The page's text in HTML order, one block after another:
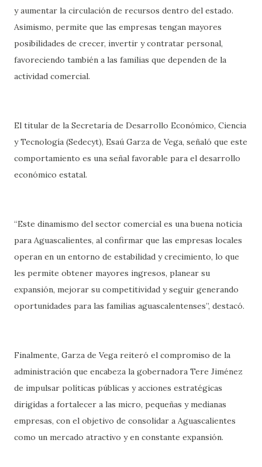
y aumentar la circulación de recursos dentro del estado.
Asimismo, permite que las empresas tengan mayores
posibilidades de crecer, invertir y contratar personal,
favoreciendo también a las familias que dependen de la
actividad comercial.
El titular de la Secretaría de Desarrollo Económico, Ciencia
y Tecnología (Sedecyt), Esaú Garza de Vega, señaló que este
comportamiento es una señal favorable para el desarrollo
económico estatal.
“Este dinamismo del sector comercial es una buena noticia
para Aguascalientes, al confirmar que las empresas locales
operan en un entorno de estabilidad y crecimiento, lo que
les permite obtener mayores ingresos, planear su
expansión, mejorar su competitividad y seguir generando
oportunidades para las familias aguascalentenses”, destacó.
Finalmente, Garza de Vega reiteró el compromiso de la
administración que encabeza la gobernadora Tere Jiménez
de impulsar políticas públicas y acciones estratégicas
dirigidas a fortalecer a las micro, pequeñas y medianas
empresas, con el objetivo de consolidar a Aguascalientes
como un mercado atractivo y en constante expansión.